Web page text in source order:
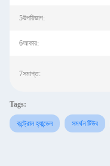
5উপরিভাগ:
6আকার:
7সমাপ্ত:
Tags:
কন্ট্রোল হ্যান্ডেল সমর্থন টিউব